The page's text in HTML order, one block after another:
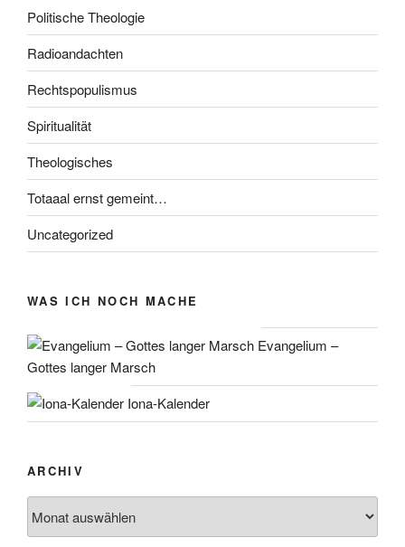
Politische Theologie
Radioandachten
Rechtspopulismus
Spiritualität
Theologisches
Totaaal ernst gemeint…
Uncategorized
WAS ICH NOCH MACHE
Evangelium –
Gottes langer Marsch
Iona-Kalender
ARCHIV